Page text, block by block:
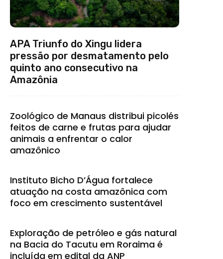
APA Triunfo do Xingu lidera
pressão por desmatamento pelo
quinto ano consecutivo na
Amazônia
Zoológico de Manaus distribui picolés
feitos de carne e frutas para ajudar
animais a enfrentar o calor
amazônico
Instituto Bicho D’Água fortalece
atuação na costa amazônica com
foco em crescimento sustentável
Exploração de petróleo e gás natural
na Bacia do Tacutu em Roraima é
incluída em edital da ANP